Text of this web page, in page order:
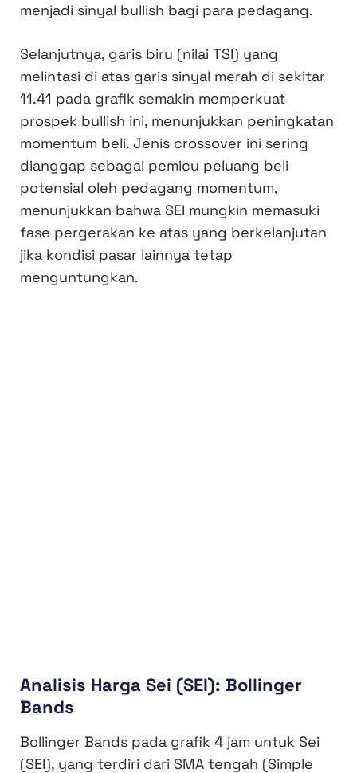
menjadi sinyal bullish bagi para pedagang.
Selanjutnya, garis biru (nilai TSI) yang
melintasi di atas garis sinyal merah di sekitar
11.41 pada grafik semakin memperkuat
prospek bullish ini, menunjukkan peningkatan
momentum beli. Jenis crossover ini sering
dianggap sebagai pemicu peluang beli
potensial oleh pedagang momentum,
menunjukkan bahwa SEI mungkin memasuki
fase pergerakan ke atas yang berkelanjutan
jika kondisi pasar lainnya tetap
menguntungkan.
Analisis Harga Sei (SEI): Bollinger
Bands
Bollinger Bands pada grafik 4 jam untuk Sei
(SEI), yang terdiri dari SMA tengah (Simple